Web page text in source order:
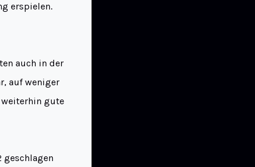
erspielen.
auch in der
auf weniger
weiterhin gute
geschlagen